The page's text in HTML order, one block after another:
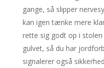
gange, så slipper
kan igen tænke mere
rette sig godt op i
gulvet, så du har
signalerer også